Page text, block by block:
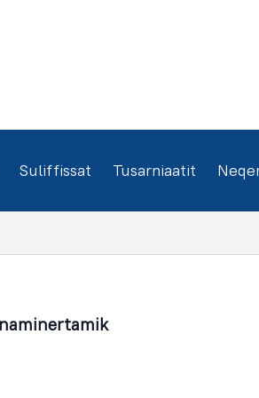
Suliffissat Tusarniaatit